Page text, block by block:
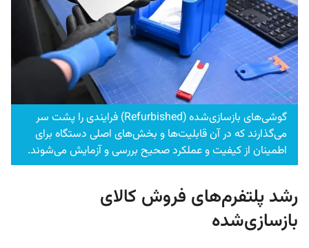
گوشی‌های بازسازی‌شده (Refurbished) فرایندی را پشت سر
می‌گذارند که در آن قابلیت‌ها و بخش‌های اصلی دستگاه برای
اطمینان از کیفیت و عملکرد صحیح بررسی و آزمایش می‌شوند.
رشد پلتفرم‌های فروش کالای
بازسازی‌شده